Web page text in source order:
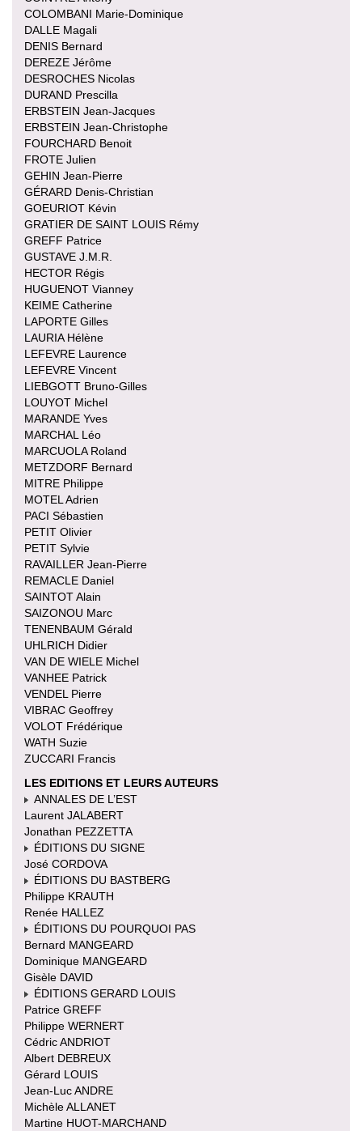
COLOMBANI Marie-Dominique
DALLE Magali
DENIS Bernard
DEREZE Jérôme
DESROCHES Nicolas
DURAND Prescilla
ERBSTEIN Jean-Jacques
ERBSTEIN Jean-Christophe
FOURCHARD Benoit
FROTE Julien
GEHIN Jean-Pierre
GÉRARD Denis-Christian
GOEURIOT Kévin
GRATIER DE SAINT LOUIS Rémy
GREFF Patrice
GUSTAVE J.M.R.
HECTOR Régis
HUGUENOT Vianney
KEIME Catherine
LAPORTE Gilles
LAURIA Hélène
LEFEVRE Laurence
LEFEVRE Vincent
LIEBGOTT Bruno-Gilles
LOUYOT Michel
MARANDE Yves
MARCHAL Léo
MARCUOLA Roland
METZDORF Bernard
MITRE Philippe
MOTEL Adrien
PACI Sébastien
PETIT Olivier
PETIT Sylvie
RAVAILLER Jean-Pierre
REMACLE Daniel
SAINTOT Alain
SAIZONOU Marc
TENENBAUM Gérald
UHLRICH Didier
VAN DE WIELE Michel
VANHEE Patrick
VENDEL Pierre
VIBRAC Geoffrey
VOLOT Frédérique
WATH Suzie
ZUCCARI Francis
LES EDITIONS ET LEURS AUTEURS
ANNALES DE L’EST
Laurent JALABERT
Jonathan PEZZETTA
ÉDITIONS DU SIGNE
José CORDOVA
ÉDITIONS DU BASTBERG
Philippe KRAUTH
Renée HALLEZ
ÉDITIONS DU POURQUOI PAS
Bernard MANGEARD
Dominique MANGEARD
Gisèle DAVID
ÉDITIONS GERARD LOUIS
Patrice GREFF
Philippe WERNERT
Cédric ANDRIOT
Albert DEBREUX
Gérard LOUIS
Jean-Luc ANDRE
Michèle ALLANET
Martine HUOT-MARCHAND